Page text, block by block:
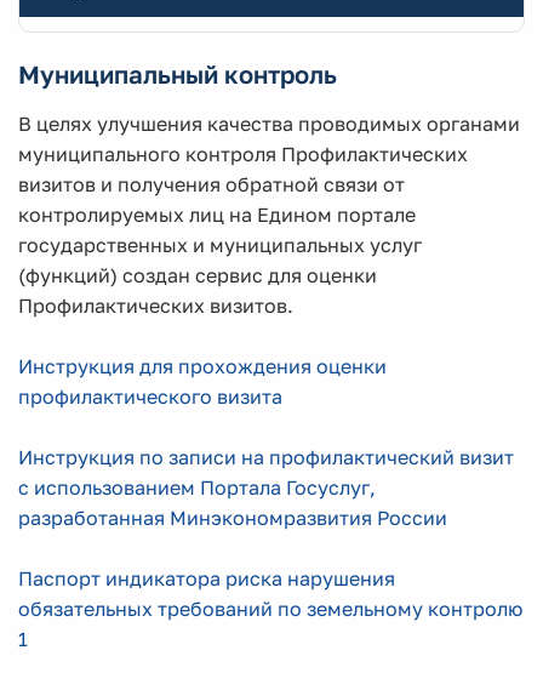
Муниципальный контроль
В целях улучшения качества проводимых органами
муниципального контроля Профилактических
визитов и получения обратной связи от
контролируемых лиц на Едином портале
государственных и муниципальных услуг
(функций) создан сервис для оценки
Профилактических визитов.
Инструкция для прохождения оценки
профилактического визита
Инструкция по записи на профилактический визит
с использованием Портала Госуслуг,
разработанная Минэкономразвития России
Паспорт индикатора риска нарушения
обязательных требований по земельному контролю
1